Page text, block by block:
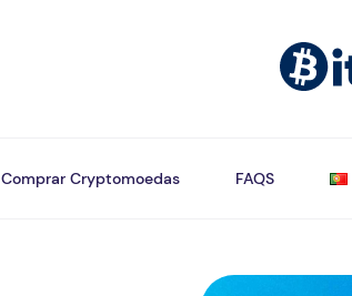
Comprar Cryptomoedas FAQS